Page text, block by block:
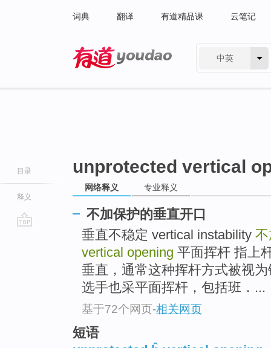
词典 翻译 有道精品课 云笔记
中英
目录
释义
unprotected vertical
网络释义 专业释义
不加保护的垂直开口
垂直不稳定 vertical instability
vertical opening 平面挥杆 指上
垂直，通常这种挥杆方式被视
选手也采平面挥杆，包括班．...
基于72个网页-相关网页
短语